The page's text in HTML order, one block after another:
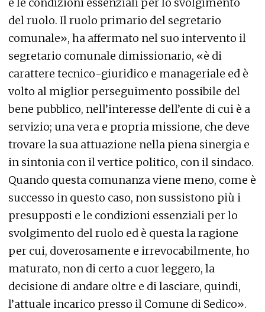
e le condizioni essenziali per lo svolgimento
del ruolo. Il ruolo primario del segretario
comunale», ha affermato nel suo intervento il
segretario comunale dimissionario, «è di
carattere tecnico-giuridico e manageriale ed è
volto al miglior perseguimento possibile del
bene pubblico, nell’interesse dell’ente di cui è a
servizio; una vera e propria missione, che deve
trovare la sua attuazione nella piena sinergia e
in sintonia con il vertice politico, con il sindaco.
Quando questa comunanza viene meno, come è
successo in questo caso, non sussistono più i
presupposti e le condizioni essenziali per lo
svolgimento del ruolo ed è questa la ragione
per cui, doverosamente e irrevocabilmente, ho
maturato, non di certo a cuor leggero, la
decisione di andare oltre e di lasciare, quindi,
l’attuale incarico presso il Comune di Sedico».